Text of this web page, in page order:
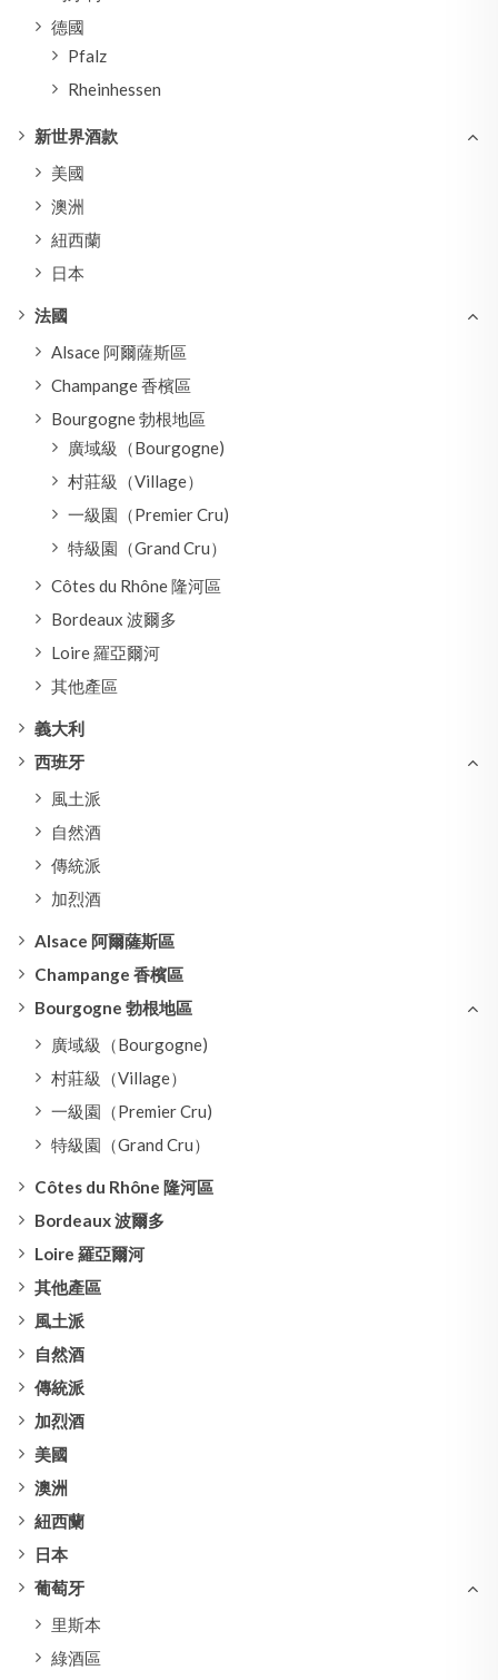
德國
Pfalz
Rheinhessen
新世界酒款
美國
澳洲
紐西蘭
日本
法國
Alsace 阿爾薩斯區
Champange 香檳區
Bourgogne 勃根地區
廣域級（Bourgogne)
村莊級（Village）
一級園（Premier Cru)
特級園（Grand Cru）
Côtes du Rhône 隆河區
Bordeaux 波爾多
Loire 羅亞爾河
其他產區
義大利
西班牙
風土派
自然酒
傳統派
加烈酒
Alsace 阿爾薩斯區
Champange 香檳區
Bourgogne 勃根地區
廣域級（Bourgogne)
村莊級（Village）
一級園（Premier Cru)
特級園（Grand Cru）
Côtes du Rhône 隆河區
Bordeaux 波爾多
Loire 羅亞爾河
其他產區
風土派
自然酒
傳統派
加烈酒
美國
澳洲
紐西蘭
日本
葡萄牙
里斯本
綠酒區